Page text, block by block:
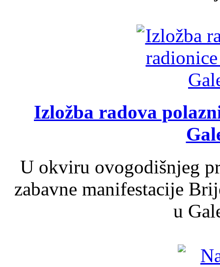
Izložba radova
U okviru ovogodišnjeg
zabavne manifestacije
u